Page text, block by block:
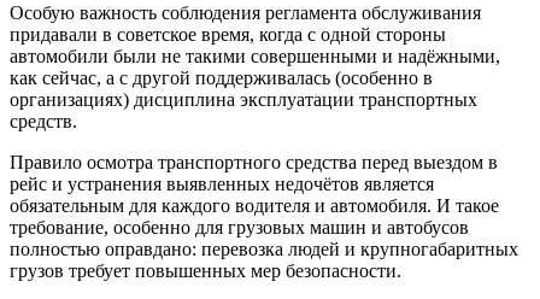
Особую важность соблюдения регламента обслуживания
придавали в советское время, когда с одной стороны
автомобили были не такими совершенными и надёжными,
как сейчас, а с другой поддерживалась (особенно в
организациях) дисциплина эксплуатации транспортных
средств.
Правило осмотра транспортного средства перед выездом в
рейс и устранения выявленных недочётов является
обязательным для каждого водителя и автомобиля. И такое
требование, особенно для грузовых машин и автобусов
полностью оправдано: перевозка людей и крупногабаритных
грузов требует повышенных мер безопасности.